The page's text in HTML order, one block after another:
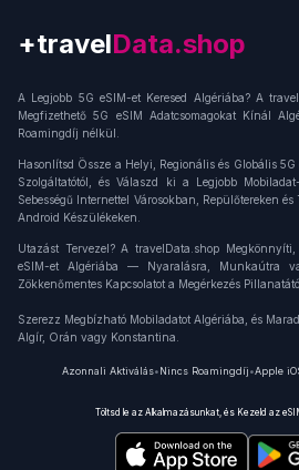
+travelConnection
A Legjobb 5G eSIM-et Keresed Algériába? A
Megfizethető 5G eSIM Adatcsomagokat Kínál
Roamingdíj nélkül.
Hasonlítsd Össze a Helyi, Regionális és Globális
Szolgáltatótól, és Válaszd ki a Legjobb
Sebességű Internettel Városokban, Repülőtereken
Android Készülékeken.
Utazást Tervezel? A travelData.shop
eSIM-et Algériába — Nyaralásra, Munkaútra
Zökkenőmentes Kapcsolatot a Megérkezés
Szerezz Megbízható Mobiladatot Algériába, és
Algír, Orán vagy Konstantina.
Azonnali Aktiválás•Nincs Roamingdíj•Apple
Töltsd le az Alkalmazásunkat, és Kezeld az